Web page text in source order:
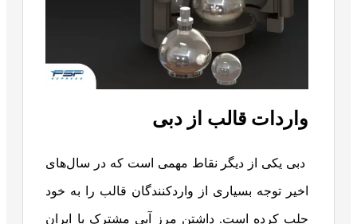
واردات قالب از دبی
دبی یکی از دیگر نقاط مهمی است که در سال‌های
اخیر توجه بسیاری از واردکنندگان قالب را به خود
جلب کرده است. داشتن مرز آبی مشترک با ایران